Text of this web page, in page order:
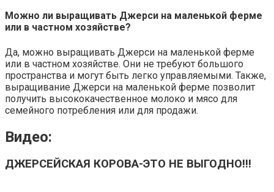
Можно ли выращивать Джерси на маленькой ферме
или в частном хозяйстве?
Да, можно выращивать Джерси на маленькой ферме
или в частном хозяйстве. Они не требуют большого
пространства и могут быть легко управляемыми. Также,
выращивание Джерси на маленькой ферме позволит
получить высококачественное молоко и мясо для
семейного потребления или для продажи.
Видео:
ДЖЕРСЕЙСКАЯ КОРОВА-ЭТО НЕ ВЫГОДНО!!!